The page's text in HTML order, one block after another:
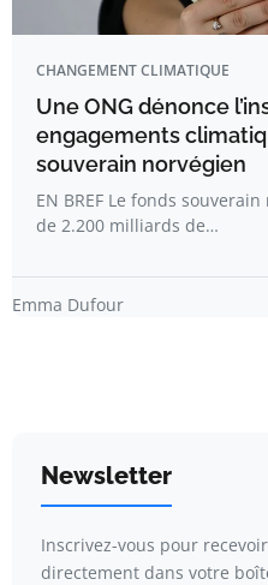
CHANGEMENT CLIMATIQUE
Une ONG dénonce
engagements
souverain norvégien
EN BREF Le fonds
de 2.200 milliards de…
Emma Dufour
Newsletter
Inscrivez-vous pour
directement dans votre